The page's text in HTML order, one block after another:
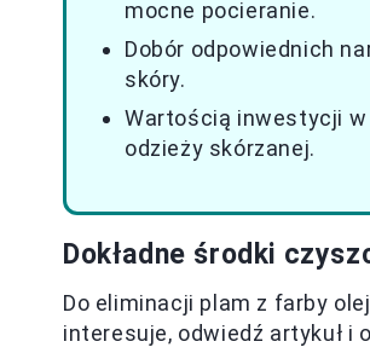
mocne pocieranie.
Dobór odpowiednich
skóry.
Wartością inwestycji
odzieży skórzanej.
Dokładne środki
Do eliminacji plam z farby
interesuje, odwiedź artykuł i